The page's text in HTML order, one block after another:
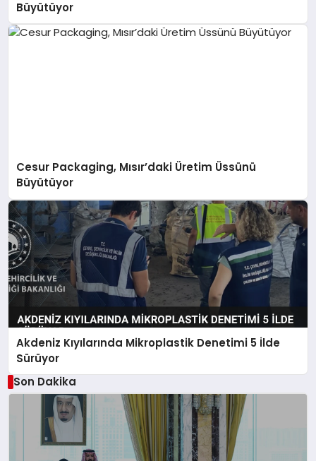
Büyütüyor
Cesur Packaging, Mısır’daki Üretim Üssünü
Büyütüyor
Akdeniz Kıyılarında Mikroplastik Denetimi 5 İlde
Sürüyor
Son Dakika